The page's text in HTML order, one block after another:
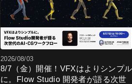
2026/08/03
8/7（金）開催！VFXはよりシンプル
に。Flow Studio 開発者が語る次世